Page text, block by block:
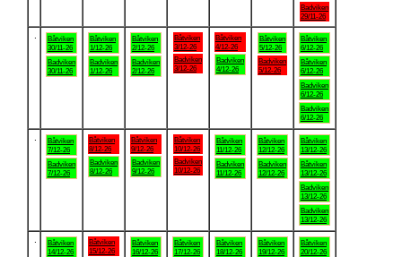
Badviken
29/11-26
Båtviken
30/11-26
Badviken
30/11-26
Båtviken
1/12-26
Badviken
1/12-26
Båtviken
2/12-26
Badviken
2/12-26
Båtviken
3/12-26
Badviken
3/12-26
Båtviken
4/12-26
Badviken
4/12-26
Båtviken
5/12-26
Badviken
5/12-26
Båtviken
6/12-26
Båtviken
6/12-26
Badviken
6/12-26
Badviken
6/12-26
Båtviken
7/12-26
Badviken
7/12-26
Båtviken
8/12-26
Badviken
8/12-26
Båtviken
9/12-26
Badviken
9/12-26
Båtviken
10/12-26
Badviken
10/12-26
Båtviken
11/12-26
Badviken
11/12-26
Båtviken
12/12-26
Badviken
12/12-26
Båtviken
13/12-26
Båtviken
13/12-26
Badviken
13/12-26
Badviken
13/12-26
Båtviken
14/12-26
Båtviken
15/12-26
Båtviken
16/12-26
Båtviken
17/12-26
Båtviken
18/12-26
Båtviken
19/12-26
Båtviken
20/12-26